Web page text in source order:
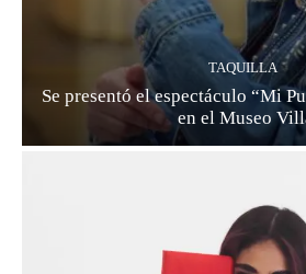
TAQUILLA
Se presentó el espectáculo “Mi
en el Museo